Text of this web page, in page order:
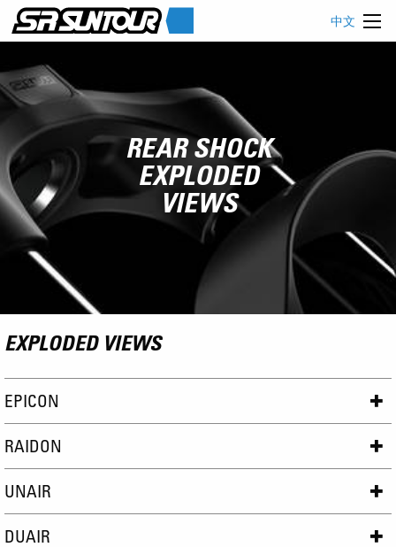
中文
REAR SHOCK
EXPLODED
VIEWS
EXPLODED VIEWS
EPICON
RAIDON
UNAIR
DUAIR